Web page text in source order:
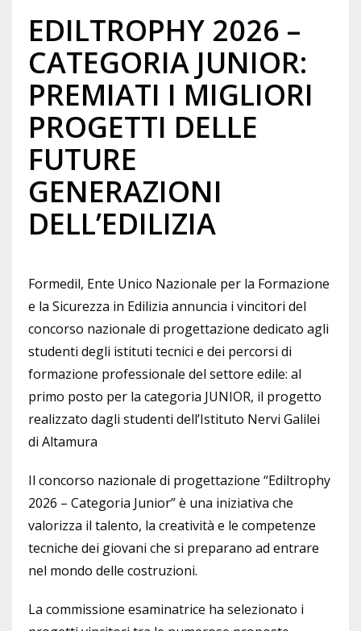
EDILTROPHY 2026 –
CATEGORIA JUNIOR:
PREMIATI I MIGLIORI
PROGETTI DELLE
FUTURE
GENERAZIONI
DELL’EDILIZIA
Formedil, Ente Unico Nazionale per la Formazione
e la Sicurezza in Edilizia annuncia i vincitori del
concorso nazionale di progettazione dedicato agli
studenti degli istituti tecnici e dei percorsi di
formazione professionale del settore edile: al
primo posto per la categoria JUNIOR, il progetto
realizzato dagli studenti dell’Istituto Nervi Galilei
di Altamura
Il concorso nazionale di progettazione “Ediltrophy
2026 – Categoria Junior” è una iniziativa che
valorizza il talento, la creatività e le competenze
tecniche dei giovani che si preparano ad entrare
nel mondo delle costruzioni.
La commissione esaminatrice ha selezionato i